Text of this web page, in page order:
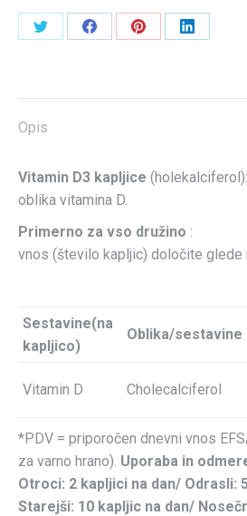
Share
nam
Twitterju
Share
Share
Pinterestu
Share
Opis
Vitamin D3 kapljice
oblika vitamina D.
Primerno za vso družino :
vnos (število kapljic) določite glede
Sestavine(na
kapljico)
Oblika/sestavine
Vitamin D Cholecalciferol
*PDV = priporočen dnevni vnos
za varno hrano). Uporaba in
Otroci: 2 kapljici na dan/ Odrasli:
Starejši: 10 kapljic na dan/